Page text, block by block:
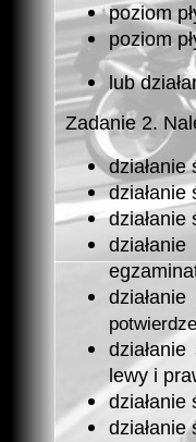
poziom
poziom
lub
Zadanie 2.
działanie
działanie
działanie
lewy i
działanie
działanie